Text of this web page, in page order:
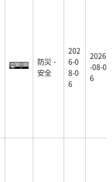
防災・
安全
202
6-0
8-0
6
2026
-08-0
6